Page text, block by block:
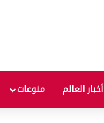
أخبار العالم منوعات